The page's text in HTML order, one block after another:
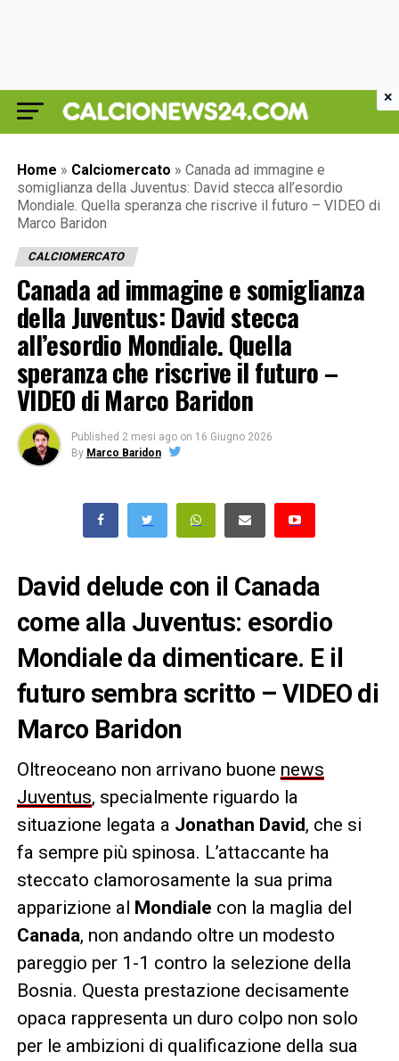
Home » Calciomercato » Canada ad immagine e
somiglianza della Juventus: David stecca all’esordio
Mondiale. Quella speranza che riscrive il futuro – VIDEO di
Marco Baridon
CALCIOMERCATO
Canada ad immagine e somiglianza
della Juventus: David stecca
all’esordio Mondiale. Quella
speranza che riscrive il futuro –
VIDEO di Marco Baridon
Published 2 mesi ago on 16 Giugno 2026
By Marco Baridon
David delude con il Canada
come alla Juventus: esordio
Mondiale da dimenticare. E il
futuro sembra scritto – VIDEO di
Marco Baridon
Oltreoceano non arrivano buone news
Juventus, specialmente riguardo la
situazione legata a Jonathan David, che si
fa sempre più spinosa. L’attaccante ha
steccato clamorosamente la sua prima
apparizione al Mondiale con la maglia del
Canada, non andando oltre un modesto
pareggio per 1-1 contro la selezione della
Bosnia. Questa prestazione decisamente
opaca rappresenta un duro colpo non solo
per le ambizioni di qualificazione della sua
×